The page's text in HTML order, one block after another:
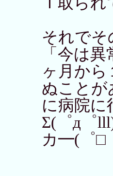
それでそ
「今は
ヶ月から
ぬことが
に病院に
Σ(゜д゜
カ━(゜□